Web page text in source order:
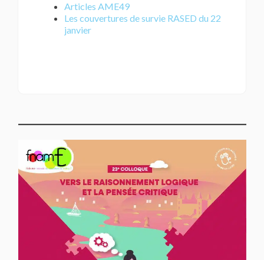
Articles AME49
Les couvertures de survie RASED du 22
janvier